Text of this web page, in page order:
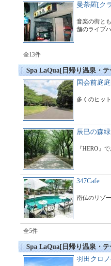
曼荼羅[ク
音楽の街と
舗のライブハ
全13件
Spa LaQua[日帰り温泉・
国会前庭
多くのヒッ
辰巳の森
『HERO』
347Cafe
南仏のリゾ
全5件
Spa LaQua[日帰り温泉・
羽田クロ